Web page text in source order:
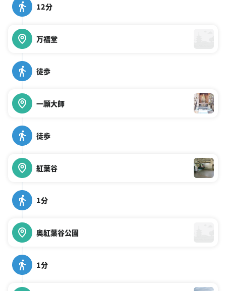
12分
万福堂
徒歩
一願大師
徒歩
紅葉谷
1分
奥紅葉谷公園
1分